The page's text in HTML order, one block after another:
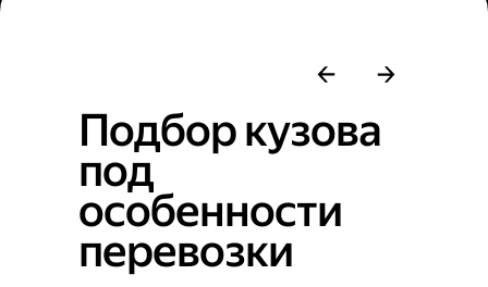
Подбор кузова
под
особенности
перевозки